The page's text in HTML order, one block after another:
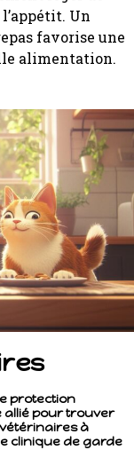
Un
favorise une
alimentation.
protection
allié pour trouver
à
clinique de garde